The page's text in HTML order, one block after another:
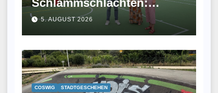
Meißen eröffnet
Allwetterplatz
5. AUGUST 2026
COSWIG STADTGESCHEHEN